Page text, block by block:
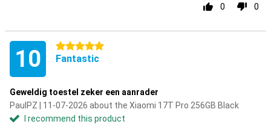
0 0
10 5 stars
Fantastic
Geweldig toestel zeker een aanrader
PaulPZ | 11-07-2026 about the Xiaomi 17T Pro 256GB Black
I recommend this product